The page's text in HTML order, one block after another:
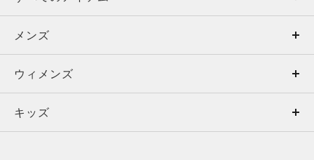
メンズ
ウィメンズ
キッズ
メンズ
トップス
ボトムス
ウィメンズ
トップス
キッズ